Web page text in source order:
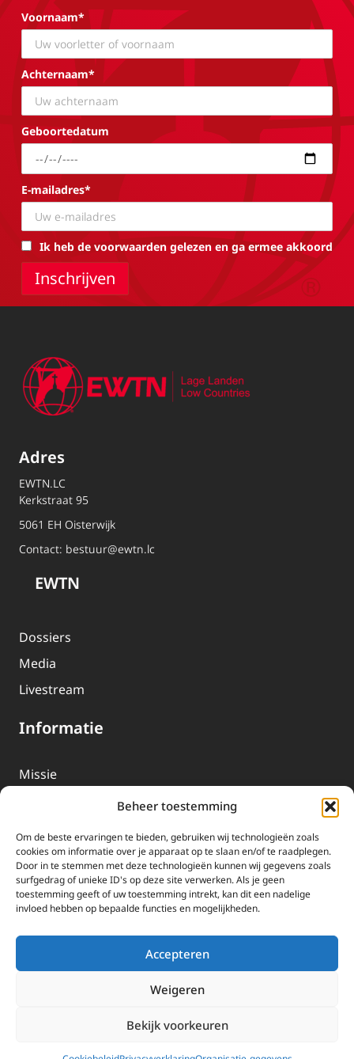
Beheer toestemming
Om de beste ervaringen te bieden, gebruiken wij technologieën zoals
cookies om informatie over je apparaat op te slaan en/of te raadplegen.
Door in te stemmen met deze technologieën kunnen wij gegevens zoals
surfgedrag of unieke ID's op deze site verwerken. Als je geen
toestemming geeft of uw toestemming intrekt, kan dit een nadelige
invloed hebben op bepaalde functies en mogelijkheden.
Accepteren
Weigeren
Bekijk voorkeuren
Voornaam*
Achternaam*
Geboortedatum
E-mailadres*
Ik heb de voorwaarden gelezen en ga ermee akkoord
Adres
EWTN.LC
Kerkstraat 95
5061 EH Oisterwijk
Contact: bestuur@ewtn.lc
EWTN
Dossiers
Media
Livestream
Informatie
Missie
EWTN-Team
Organisatiegegevens
Doneren
EWTN wordt uitsluitend gefinancierd door uw donaties.
Wij ontvangen bewust geen advertentie-inkomsten of